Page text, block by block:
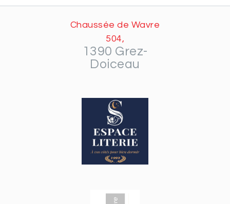
Chaussée de Wavre
504,
1390 Grez-
Doiceau